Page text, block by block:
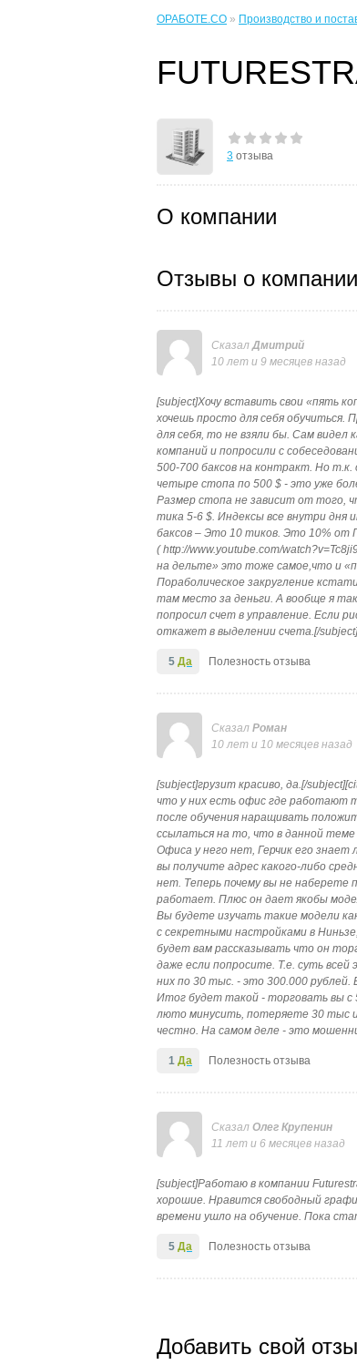
ОРАБОТЕ.CO » Производство и
3 отзыва
О компании
Отзывы о компании
СказалДмитрий
10 лет и 9 месяцев назад
[subject]Хочу вставить свои «пять
хочешь просто для себя обучиться.
для себя, то не взяли бы. Сам видел
компаний и попросили с
500-700 баксов на контракт. Но
четыре стопа по 500 $ - это уже
Размер стопа не зависит от того,
тика 5-6 $. Индексы все внутри дня
баксов – Это 10 тиков. Это 10% от
( http://www.youtube.com/
на дельте» это тоже самое,что и
Пораболическое закругление
там место за деньги. А вообще я
попросил счет в управление. Если
откажет в выделении счета.[/
Полезность отзыва
5 Да
Сказал Роман
10 лет и 10 месяцев назад
[subject]грузит красиво, да.[/
что у них есть офис где работают
после обучения наращивать
ссылаться на то, что в данной
Офиса у него нет, Герчик его
вы получите адрес какого-либо
нет. Теперь почему вы не
работает. Плюс он дает якобы
Вы будете изучать такие модели
с секретными настройками в
будет вам рассказывать что он
даже если попросите. Т.е. суть
них по 30 тыс. - это 300.000 рублей.
Итог будет такой - торговать вы с
люто минусить, потеряете 30 тыс
честно. На самом деле - это
Полезность отзыва
1 Да
Сказал Олег Крупенин
11 лет и 6 месяцев назад
[subject]Работаю в компании
хорошие. Нравится свободный
времени ушло на обучение. Пока
Полезность отзыва
5 Да
Добавить свой